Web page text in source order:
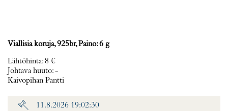
Viallisia koruja, 925br, Paino: 6 g
Lähtöhinta:8 €
Johtava huuto:-
Kaivopihan Pantti
11.8.2026 19:02:30